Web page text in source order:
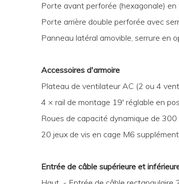
Porte avant perforée (hexagonale)
Porte arrière double perforée avec
Panneau latéral amovible, serrure en
Accessoires d'armoire
Plateau de ventilateur AC (2 ou 4
4 × rail de montage 19' réglable en
Roues de capacité dynamique de
20 jeux de vis en cage M6
Entrée de câble supérieure et